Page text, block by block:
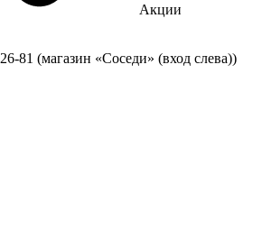
Акции
81 (магазин «Соседи» (вход слева))